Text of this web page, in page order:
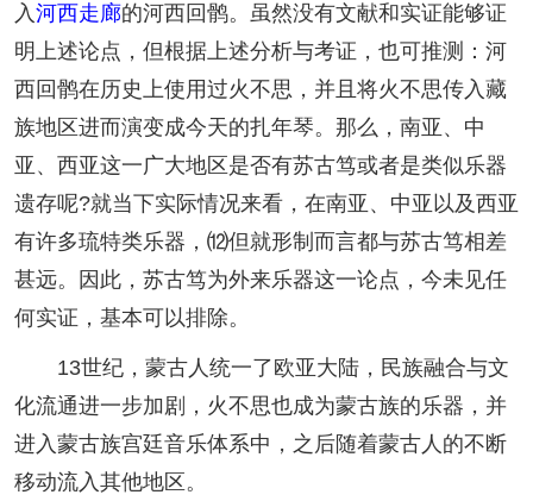
入河西走廊的河西回鹘。虽然没有文献和实证能够证
明上述论点，但根据上述分析与考证，也可推测：河
西回鹘在历史上使用过火不思，并且将火不思传入藏
族地区进而演变成今天的扎年琴。那么，南亚、中
亚、西亚这一广大地区是否有苏古笃或者是类似乐器
遗存呢?就当下实际情况来看，在南亚、中亚以及西亚
有许多琉特类乐器，⑿但就形制而言都与苏古笃相差
甚远。因此，苏古笃为外来乐器这一论点，今未见任
何实证，基本可以排除。
13世纪，蒙古人统一了欧亚大陆，民族融合与文
化流通进一步加剧，火不思也成为蒙古族的乐器，并
进入蒙古族宫廷音乐体系中，之后随着蒙古人的不断
移动流入其他地区。